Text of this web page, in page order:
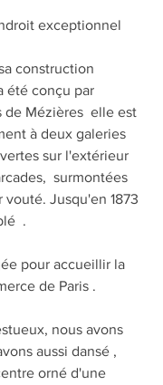
exceptionnel
construction
été conçu par
de Mézières  elle est
à deux galeries
sur l'extérieur
surmontées
Jusqu'en 1873
.
pour accueillir la
de Paris .
nous avons
aussi dansé ,
orné d'une